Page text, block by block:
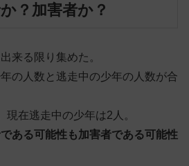
？加害者か？
来る限り集めた。
の人数と逃走中の少年の人数が合
在逃走中の少年は2人。
ある可能性も加害者である可能性